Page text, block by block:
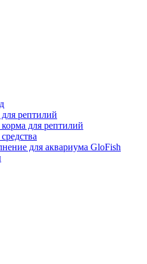
для рептилий
корма для рептилий
для аквариума GloFish